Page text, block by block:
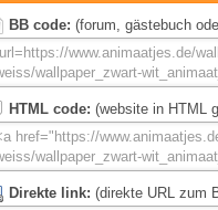
BB code: (forum, gästebuch
HTML code: (website in HTML
Direkte link: (direkte URL zum